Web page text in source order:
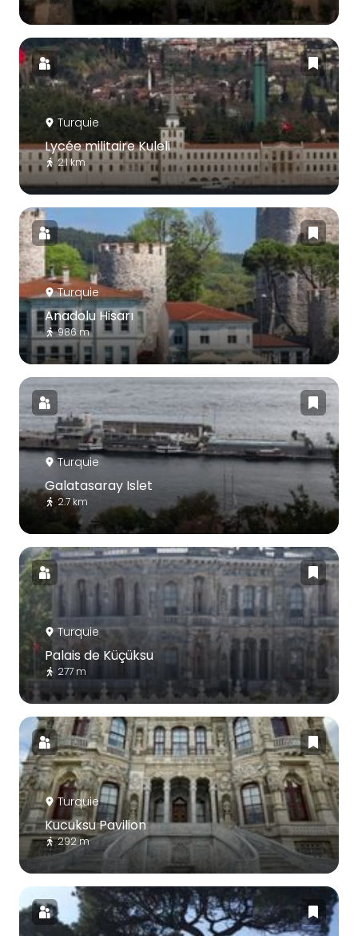
Turquie
Lycée militaire Kuleli
2.1 km
Turquie
Anadolu Hisarı
986 m
Turquie
Galatasaray Islet
2.7 km
Turquie
Palais de Küçüksu
277 m
Turquie
Kucuksu Pavilion
292 m